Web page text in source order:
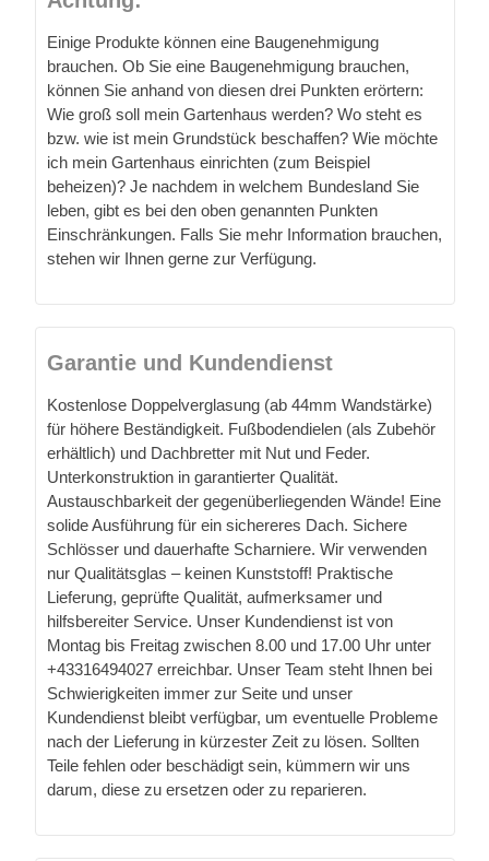
Einige Produkte können eine Baugenehmigung
brauchen. Ob Sie eine Baugenehmigung brauchen,
können Sie anhand von diesen drei Punkten erörtern:
Wie groß soll mein Gartenhaus werden? Wo steht es
bzw. wie ist mein Grundstück beschaffen? Wie möchte
ich mein Gartenhaus einrichten (zum Beispiel
beheizen)? Je nachdem in welchem Bundesland Sie
leben, gibt es bei den oben genannten Punkten
Einschränkungen. Falls Sie mehr Information brauchen,
stehen wir Ihnen gerne zur Verfügung.
Garantie und Kundendienst
Kostenlose Doppelverglasung (ab 44mm Wandstärke)
für höhere Beständigkeit. Fußbodendielen (als Zubehör
erhältlich) und Dachbretter mit Nut und Feder.
Unterkonstruktion in garantierter Qualität.
Austauschbarkeit der gegenüberliegenden Wände! Eine
solide Ausführung für ein sichereres Dach. Sichere
Schlösser und dauerhafte Scharniere. Wir verwenden
nur Qualitätsglas – keinen Kunststoff! Praktische
Lieferung, geprüfte Qualität, aufmerksamer und
hilfsbereiter Service. Unser Kundendienst ist von
Montag bis Freitag zwischen 8.00 und 17.00 Uhr unter
+43316494027 erreichbar. Unser Team steht Ihnen bei
Schwierigkeiten immer zur Seite und unser
Kundendienst bleibt verfügbar, um eventuelle Probleme
nach der Lieferung in kürzester Zeit zu lösen. Sollten
Teile fehlen oder beschädigt sein, kümmern wir uns
darum, diese zu ersetzen oder zu reparieren.